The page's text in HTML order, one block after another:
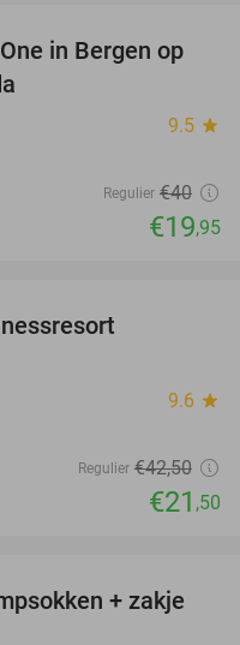
50%
in Bergen op
9.5 star
Regulier €40
€19,95
9.6 star
Regulier €42,50
€21 ,50
48%
+ zakje